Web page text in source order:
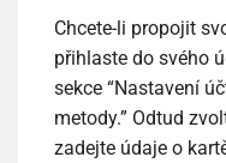
Chcete-li propojit
přihlaste do svého
sekce “Nastavení
metody.” Odtud
zadejte údaje o